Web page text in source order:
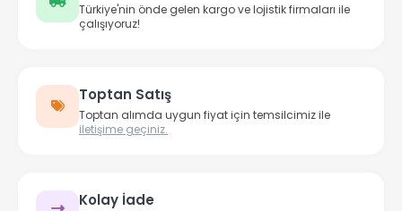
Türkiye'nin önde gelen kargo ve lojistik firmaları ile
çalışıyoruz!
Toptan Satış
Toptan alımda uygun fiyat için temsilcimiz ile
iletişime geçiniz.
Kolay İade